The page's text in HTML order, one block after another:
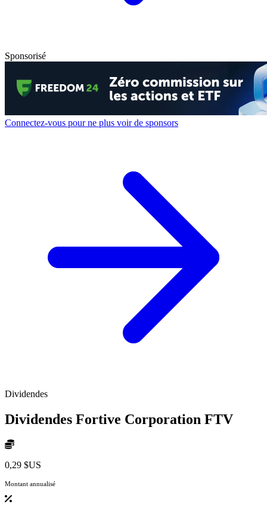
Sponsorisé
Connectez-vous pour ne plus voir de sponsors
Dividendes
Dividendes Fortive Corporation FTV
0,29 $US
Montant annualisé